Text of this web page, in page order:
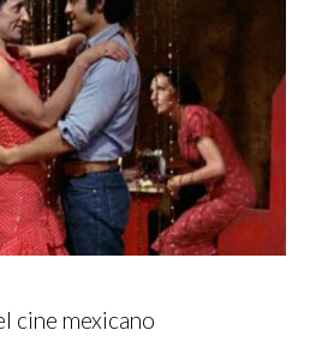
cine mexicano